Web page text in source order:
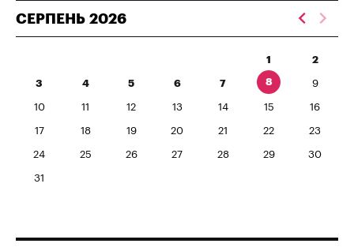
СЕРПЕНЬ 2026
1 2
3 4 5 6 7 8 9
10 11 12 13 14 15 16
17 18 19 20 21 22 23
24 25 26 27 28 29 30
31